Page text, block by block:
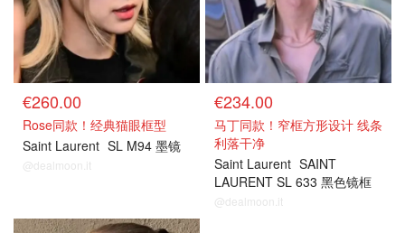
€260.00
Rose同款！经典猫眼框型
Saint Laurent SL M94 墨镜
@dealmoon.it
€234.00
马丁同款！窄框方形设计 线条
利落干净
Saint Laurent SAINT
LAURENT SL 633 黑色镜框
@dealmoon.it